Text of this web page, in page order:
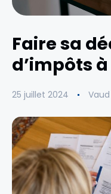
Faire sa
d’impôts
25 juillet 2024 Vaud